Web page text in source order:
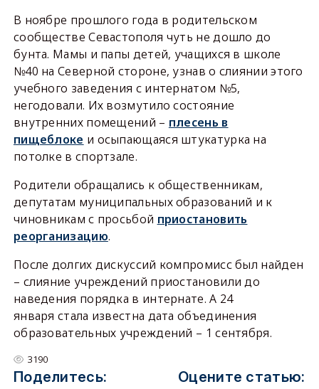
В ноябре прошлого года в родительском
сообществе Севастополя чуть не дошло до
бунта. Мамы и папы детей, учащихся в школе
№40 на Северной стороне, узнав о слиянии этого
учебного заведения с интернатом №5,
негодовали. Их возмутило состояние
внутренних помещений – плесень в
пищеблоке и осыпающаяся штукатурка на
потолке в спортзале.
Родители обращались к общественникам,
депутатам муниципальных образований и к
чиновникам с просьбой приостановить
реорганизацию.
После долгих дискуссий компромисс был найден
– слияние учреждений приостановили до
наведения порядка в интернате. А 24
января стала известна дата объединения
образовательных учреждений – 1 сентября.
3190
Поделитесь: Оцените статью: